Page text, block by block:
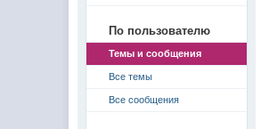
По пользователю
Темы и сообщения
Все темы
Все сообщения